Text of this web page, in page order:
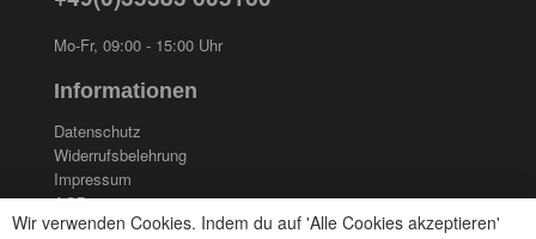
Wir verwenden Cookies. Indem du auf 'Alle Cookies akzeptieren'
Mo-Fr, 09:00 - 15:00 Uhr
Informationen
Datenschutz
Widerrufsbelehrung
Impressum
AGB
Kontakt